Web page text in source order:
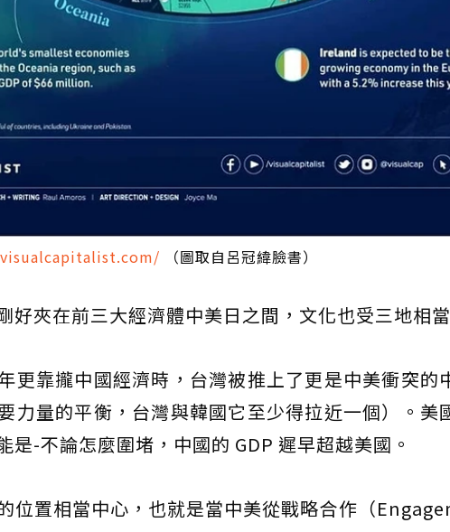
（圖取自呂冠緯臉書）
好夾在前三大經濟體中美日之間，文化也受三地相
更靠攏中國經濟時，台灣被推上了更是中美衝突的
力量的平衡，台灣與韓國它至少得拉近一個）。美
是-不論怎麼圍堵，中國的 GDP 遲早超越美國。
位置相當中心，也就是當中美從戰略合作（